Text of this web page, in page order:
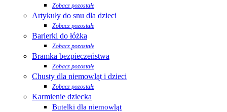
Zobacz pozostałe
Artykuły do snu dla dzieci
Zobacz pozostałe
Barierki do łóżka
Zobacz pozostałe
Bramka bezpieczeństwa
Zobacz pozostałe
Chusty dla niemowląt i dzieci
Zobacz pozostałe
Karmienie dziecka
Butelki dla niemowląt